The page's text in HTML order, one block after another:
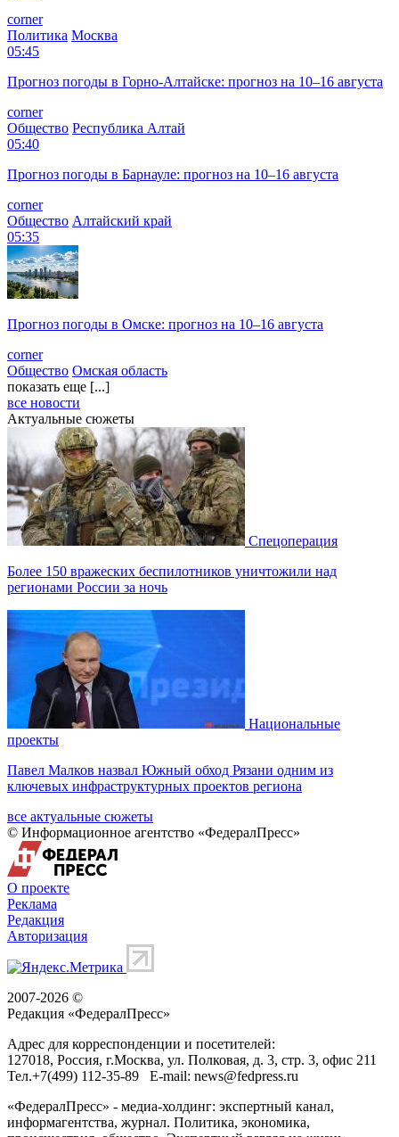
corner
Политика Москва
05:45
Прогноз погоды в Горно-Алтайске: прогноз на 10–16 августа
corner
Общество Республика Алтай
05:40
Прогноз погоды в Барнауле: прогноз на 10–16 августа
corner
Общество Алтайский край
05:35
Прогноз погоды в Омске: прогноз на 10–16 августа
corner
Общество Омская область
показать еще [...]
все новости
Актуальные сюжеты
Спецоперация
Более 150 вражеских беспилотников уничтожили над
регионами России за ночь
Национальные
проекты
Павел Малков назвал Южный обход Рязани одним из
ключевых инфраструктурных проектов региона
все актуальные сюжеты
© Информационное агентство «ФедералПресс»
О проекте
Реклама
Редакция
Авторизация
2007-2026 ©
Редакция «ФедералПресс»
Адрес для корреспонденции и посетителей:
127018, Россия, г.Москва, ул. Полковая, д. 3, стр. 3, офис 211
Тел.+7(499) 112-35-89 E-mail: news@fedpress.ru
«ФедералПресс» - медиа-холдинг: экспертный канал,
информагентства, журнал. Политика, экономика,